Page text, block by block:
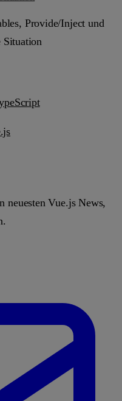
Provide/Inject und
neuesten Vue.js News,